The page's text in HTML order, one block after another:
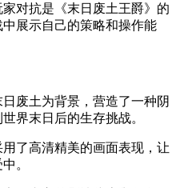
对抗是《末日废土王爵》的
展示自己的策略和操作能
废土为背景，营造了一种阴
界末日后的生存挑战。
了高清精美的画面表现，让
。